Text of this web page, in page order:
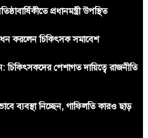
প্রধানমন্ত্রী উপস্থিত
করলেন চিকিৎসক সমাবেশ
চিকিৎসকদের পেশাগত দায়িত্বে রাজনীতি
ব্যবস্থা নিচ্ছেন, গাফিলতি কারও ছাড়